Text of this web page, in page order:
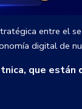
entre el
digital de
que